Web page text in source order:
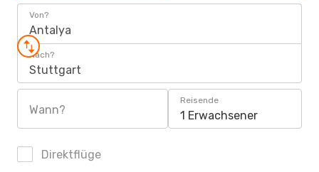
Von?
Antalya
Nach?
Stuttgart
Wann?
Reisende
1 Erwachsener
Direktflüge